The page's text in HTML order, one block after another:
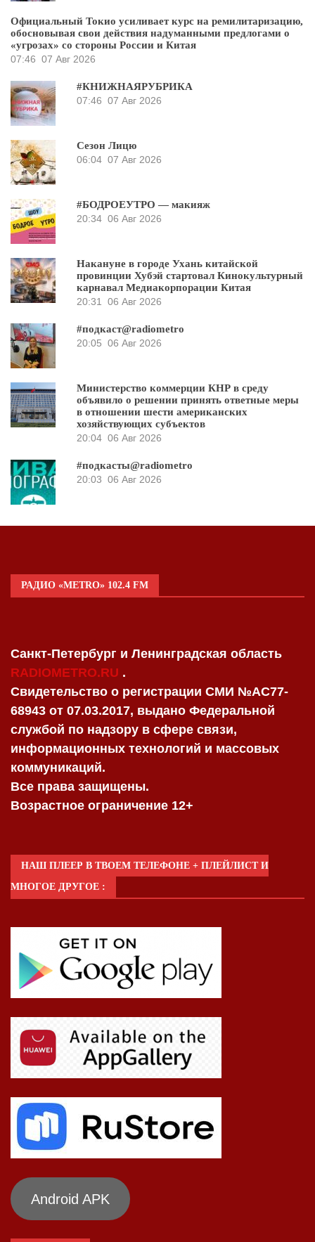
Официальный Токио усиливает курс на ремилитаризацию,
обосновывая свои действия надуманными предлогами о
«угрозах» со стороны России и Китая
07:46 07 Авг 2026
#КНИЖНАЯРУБРИКА
07:46 07 Авг 2026
Сезон Лицю
06:04 07 Авг 2026
#БОДРОЕУТРО — макияж
20:34 06 Авг 2026
Накануне в городе Ухань китайской
провинции Хубэй стартовал Кинокультурный
карнавал Медиакорпорации Китая
20:31
06 Авг 2026
#подкаст@radiometro
20:05 06 Авг 2026
Министерство коммерции КНР в среду
объявило о решении принять ответные меры
в отношении шести американских
хозяйствующих субъектов
20:04 06 Авг 2026
#подкасты@radiometro
20:03 06 Авг 2026
РАДИО «METRO» 102.4 FM
Санкт-Петербург и Ленинградская область
RADIOMETRO.RU .
Свидетельство о регистрации СМИ №AC77-
68943 от 07.03.2017, выдано Федеральной
службой по надзору в сфере связи,
информационных технологий и массовых
коммуникаций.
Все права защищены.
Возрастное ограничение 12+
НАШ ПЛЕЕР В ТВОЕМ ТЕЛЕФОНЕ + ПЛЕЙЛИСТ И
МНОГОЕ ДРУГОЕ :
Android APK